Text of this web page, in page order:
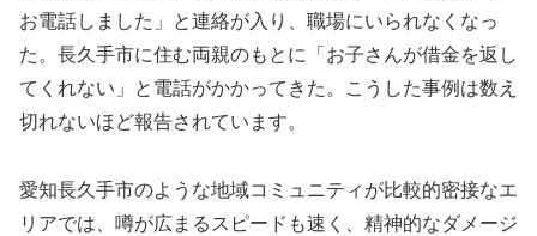
お電話しました」と連絡が入り、職場にいられなくなっ
た。長久手市に住む両親のもとに「お子さんが借金を返し
てくれない」と電話がかかってきた。こうした事例は数え
切れないほど報告されています。
愛知長久手市のような地域コミュニティが比較的密接なエ
リアでは、噂が広まるスピードも速く、精神的なダメージ